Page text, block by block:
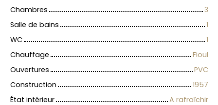
Chambres
3
Salle de bains
1
WC
1
Chauffage
Fioul
Ouvertures
PVC
Construction
1957
État intérieur
A rafraîchir